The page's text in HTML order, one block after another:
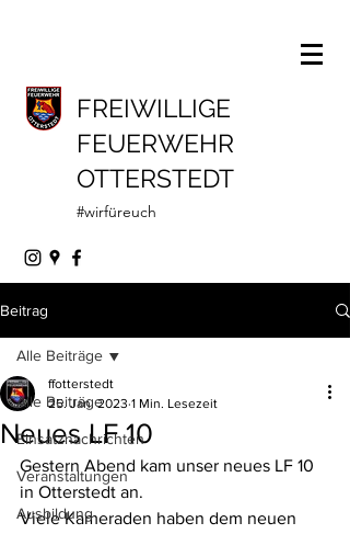
FREIWILLIGE
FEUERWEHR
OTTERSTEDT
#wirfüreuch
Beitrag
Alle Beiträge
Einsatznachrichten
Veranstaltungen
Ausbildung
Alle Beiträge
Neues LF 10
ffotterstedt
25. Jan. 2023 1 Min. Lesezeit
Gestern Abend kam unser neues LF 10
in Otterstedt an.
Viele Kameraden haben dem neuen